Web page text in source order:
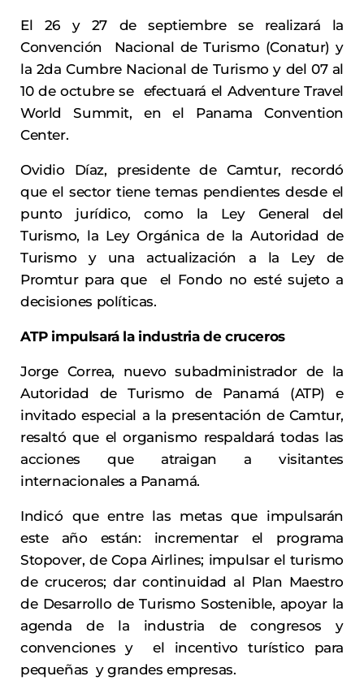
El 26 y 27 de septiembre se realizará la
Convención Nacional de Turismo (Conatur) y
la 2da Cumbre Nacional de Turismo y del 07 al
10 de octubre se efectuará el Adventure Travel
World Summit, en el Panama Convention
Center.
Ovidio Díaz, presidente de Camtur, recordó
que el sector tiene temas pendientes desde el
punto jurídico, como la Ley General del
Turismo, la Ley Orgánica de la Autoridad de
Turismo y una actualización a la Ley de
Promtur para que el Fondo no esté sujeto a
decisiones políticas.
ATP impulsará la industria de cruceros
Jorge Correa, nuevo subadministrador de la
Autoridad de Turismo de Panamá (ATP) e
invitado especial a la presentación de Camtur,
resaltó que el organismo respaldará todas las
acciones que atraigan a visitantes
internacionales a Panamá.
Indicó que entre las metas que impulsarán
este año están: incrementar el programa
Stopover, de Copa Airlines; impulsar el turismo
de cruceros; dar continuidad al Plan Maestro
de Desarrollo de Turismo Sostenible, apoyar la
agenda de la industria de congresos y
convenciones y el incentivo turístico para
pequeñas y grandes empresas.